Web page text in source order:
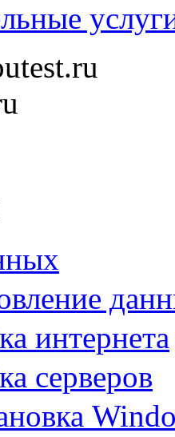
интернета
серверов